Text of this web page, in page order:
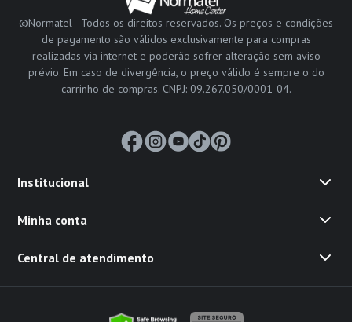
©Normatel - Todos os direitos reservados. Os preços e condições
de pagamento são válidos exclusivamente para compras
realizadas via internet e poderão sofrer alteração sem aviso
prévio. Em caso de divergência, o preço válido é sempre o do
carrinho de compras. CNPJ: 09.267.050/0001-04.
Institucional
Minha conta
Central de atendimento